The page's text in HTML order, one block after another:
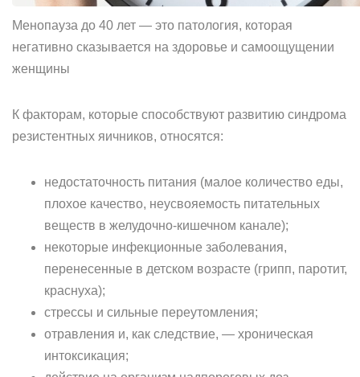
Менопауза до 40 лет — это патология, которая
негативно сказывается на здоровье и самоощущении
женщины
К факторам, которые способствуют развитию синдрома
резистентных яичников, относятся:
недостаточность питания (малое количество еды,
плохое качество, неусвояемость питательных
веществ в желудочно-кишечном канале);
некоторые инфекционные заболевания,
перенесенные в детском возрасте (грипп, паротит,
краснуха);
стрессы и сильные переутомления;
отравления и, как следствие, — хроническая
интоксикация;